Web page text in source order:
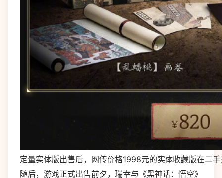
定量实体版出售后，网传价格1998元的实体收藏版在二
随后，游戏正式出售前夕，瑞幸与《黑神话：悟空》